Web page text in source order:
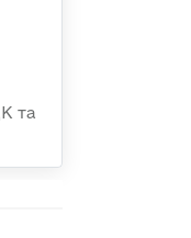
та